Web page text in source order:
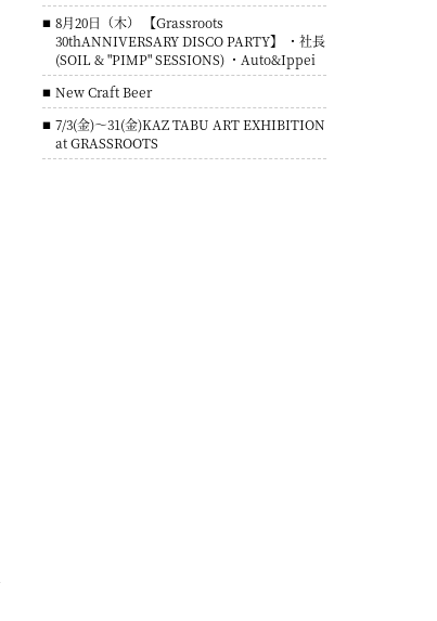
8月20日（木） 【Grassroots
30thANNIVERSARY DISCO PARTY】 ・社長
(SOIL & "PIMP" SESSIONS) ・Auto&Ippei
New Craft Beer
7/3(金)～31(金)KAZ TABU ART EXHIBITION
at GRASSROOTS